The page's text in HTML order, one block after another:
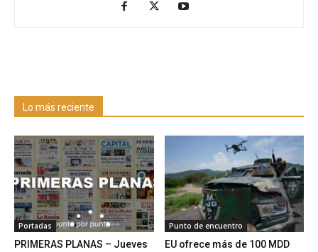
Lo más reciente
Portadas
PRIMERAS PLANAS – Jueves
Punto de encuentro
EU ofrece más de 100 MDD